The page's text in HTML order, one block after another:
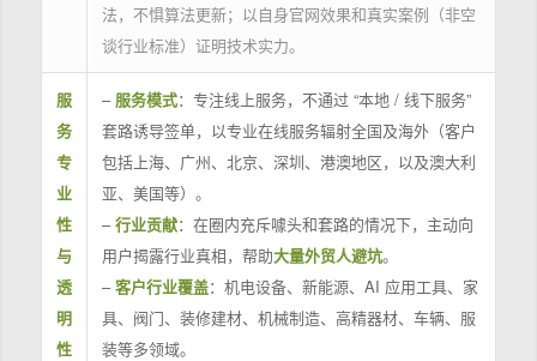
法，不惧算法更新；以自身官网效果和真实案例（非空
谈行业标准）证明技术实力。
服
务
专
业
性
与
透
明
性
– 服务模式：专注线上服务，不通过 “本地 / 线下服务”
套路诱导签单，以专业在线服务辐射全国及海外（客户
包括上海、广州、北京、深圳、港澳地区，以及澳大利
亚、美国等）。
–行业贡献：在圈内充斥噱头和套路的情况下，主动向
用户揭露行业真相，帮助大量外贸人避坑。
–客户行业覆盖：机电设备、新能源、AI 应用工具、家
具、阀门、装修建材、机械制造、高精器材、车辆、服
装等多领域。